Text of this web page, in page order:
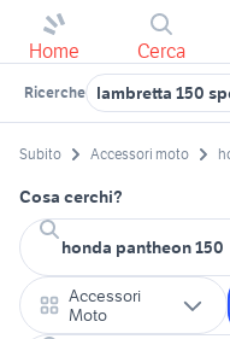
Home Cerca
Ricerche lambretta 150
Subito Accessori moto
Cosa cerchi?
Accessori
Moto